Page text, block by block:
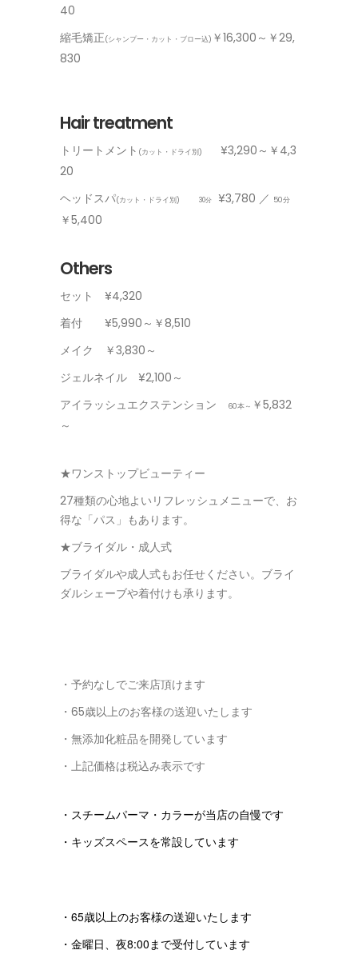
40
縮毛矯正(シャンプー・カット・ブロー込) ￥16,300～￥29,
830
Hair treatment
トリートメント (カット・ドライ別)
¥3,290～￥4,3
20
ヘッドスパ(カット・ドライ別) 30分 ¥3,780 ／ 50分
￥5,400
Others
セット ¥4,320
着付 ¥5,990～￥8,510
メイク ￥3,830～
ジェルネイル ¥2,100～
アイラッシュエクステンション
60本～ ￥5,832
～
★ワンストップビューティー
27種類の心地よいリフレッシュメニューで、お
得な「パス」もあります。
★ブライダル・成人式
ブライダルや成人式もお任せください。ブライ
ダルシェーブや着付けも承ります。
・予約なしでご来店頂けます
・65歳以上のお客様の送迎いたします
・無添加化粧品を開発しています
・上記価格は税込み表示です
・スチームパーマ・カラーが当店の自慢です
・キッズスペースを常設しています
・65歳以上のお客様の送迎いたします
・金曜日、夜8:00まで受付しています